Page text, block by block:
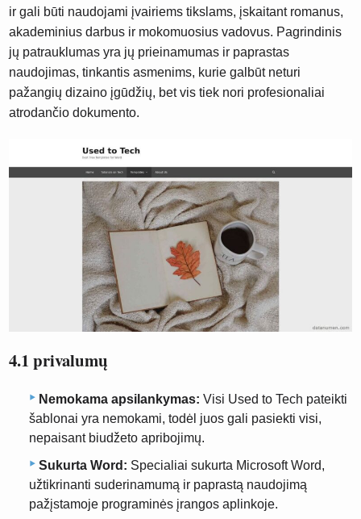
ir gali būti naudojami įvairiems tikslams, įskaitant romanus,
akademinius darbus ir mokomuosius vadovus. Pagrindinis
jų patrauklumas yra jų prieinamumas ir paprastas
naudojimas, tinkantis asmenims, kurie galbūt neturi
pažangių dizaino įgūdžių, bet vis tiek nori profesionaliai
atrodančio dokumento.
4.1 privalumų
Nemokama apsilankymas: Visi Used to Tech pateikti
šablonai yra nemokami, todėl juos gali pasiekti visi,
nepaisant biudžeto apribojimų.
Sukurta Word: Specialiai sukurta Microsoft Word,
užtikrinanti suderinamumą ir paprastą naudojimą
pažįstamoje programinės įrangos aplinkoje.